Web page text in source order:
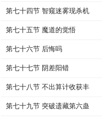
第七十四节 智窥迷雾现杀机
第七十五节 魔道的觉悟
第七十六节 后悔吗
第七十七节 阴差阳错
第七十八节 不出算计收获丰
第七十九节 突破遗藏第六蛊